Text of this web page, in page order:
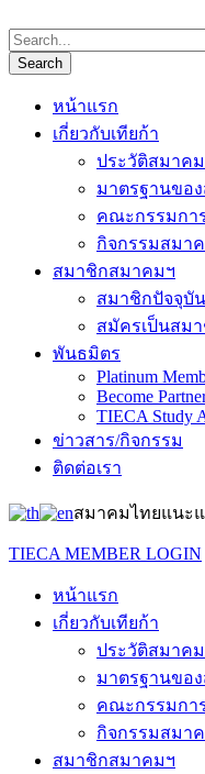
หน้าแรก
เกี่ยวกับเทียก้า
ประวัติสมาค
มาตรฐานขอ
คณะกรรมกา
กิจกรรมสมา
สมาชิกสมาคมฯ
สมาชิกปัจจุบัน
สมัครเป็นสม
พันธมิตร
Platinum
Become
TIECA Study
ข่าวสาร/กิจกรรม
ติดต่อเรา
สมาคมไทยแนะ
TIECA MEMBER LOGIN
หน้าแรก
เกี่ยวกับเทียก้า
ประวัติสมาค
มาตรฐานขอ
คณะกรรมกา
กิจกรรมสมา
สมาชิกสมาคมฯ